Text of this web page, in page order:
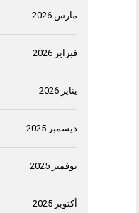
مارس 2026
فبراير 2026
يناير 2026
ديسمبر 2025
نوفمبر 2025
أكتوبر 2025